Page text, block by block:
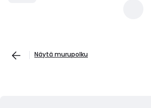
Näytä murupolku